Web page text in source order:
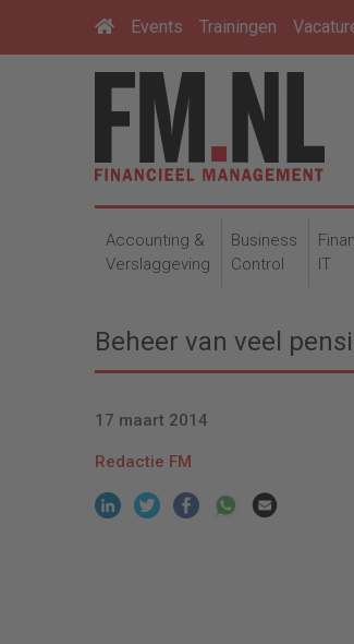
Events Trainingen
Accounting &
Verslaggeving
Business
Control
IT
Beheer van veel
17 maart 2014
Redactie FM